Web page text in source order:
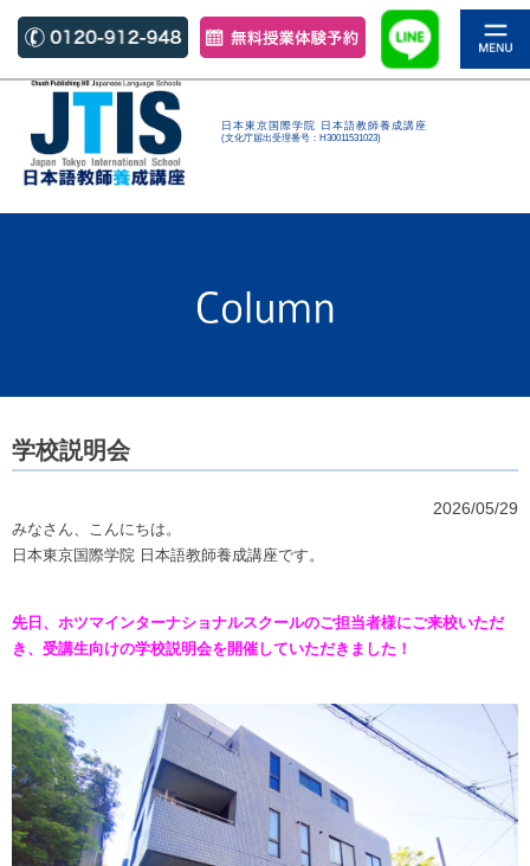
日本東京国際学院 日本語教師養成講座
(文化庁届出受理番号：H30011531023)
学校説明会
2026/05/29
みなさん、こんにちは。
日本東京国際学院 日本語教師養成講座です。
先日、 ホツマインターナショナルスクールのご担当者様にご来校いただ
き、受講生向けの学校説明会を開催していただきました！